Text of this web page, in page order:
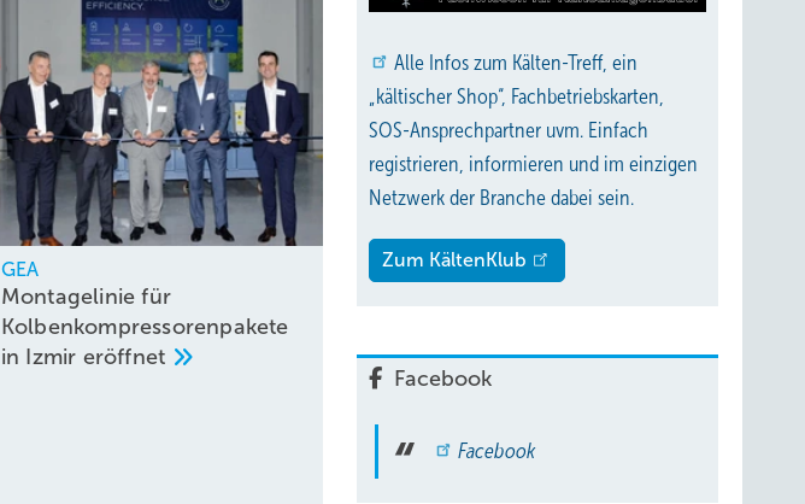
GEA
Montagelinie für
Kolbenkompressorenpakete
in Izmir eröffnet
Alle Infos zum Kälten-Treff, ein
„kältischer Shop“, Fachbetriebskarten,
SOS-Ansprechpartner uvm. Einfach
registrieren, informieren und im einzigen
Netzwerk der Branche dabei sein.
Zum KältenKlub
Facebook
Facebook